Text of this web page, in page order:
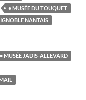
• MUSÉE DU TOUQUET
NANTAIS
• MUSÉE JADIS-ALLEVARD